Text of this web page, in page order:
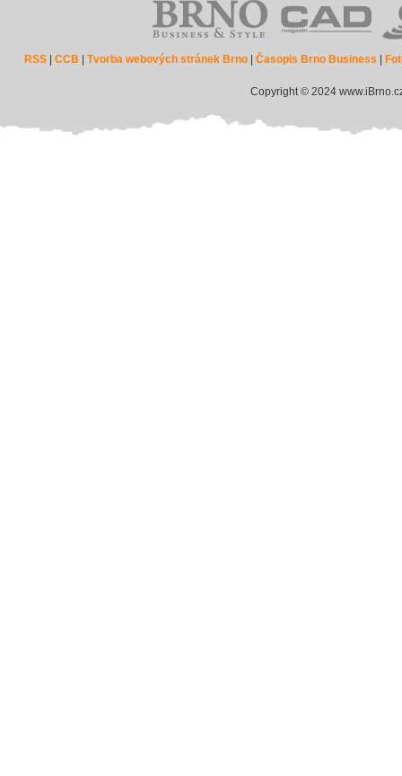
RSS |CCB |Tvorba webových stránek Brno |Časopis Brno Business
Copyright © 2024